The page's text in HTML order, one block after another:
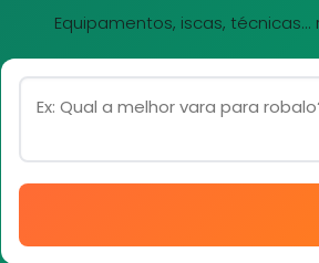
Equipamentos, iscas,